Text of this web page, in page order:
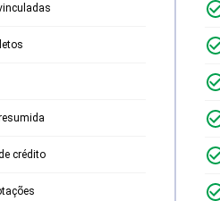
crédito